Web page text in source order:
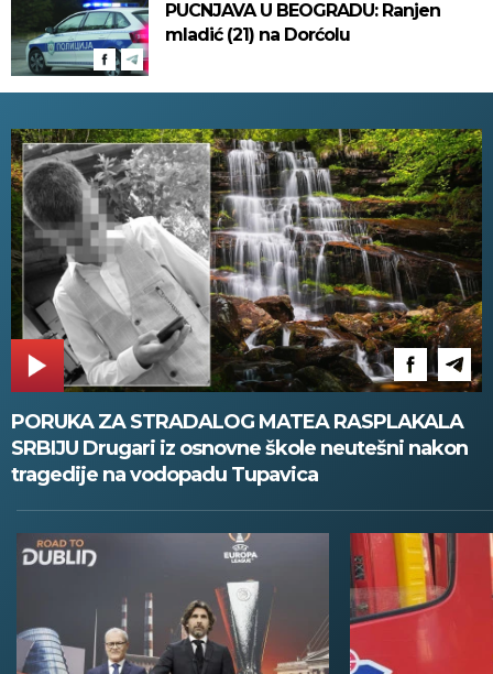
PUCNJAVA U BEOGRADU: Ranjen
mladić (21) na Dorćolu
PORUKA ZA STRADALOG MATEA RASPLAKALA
SRBIJU Drugari iz osnovne škole neutešni nakon
tragedije na vodopadu Tupavica